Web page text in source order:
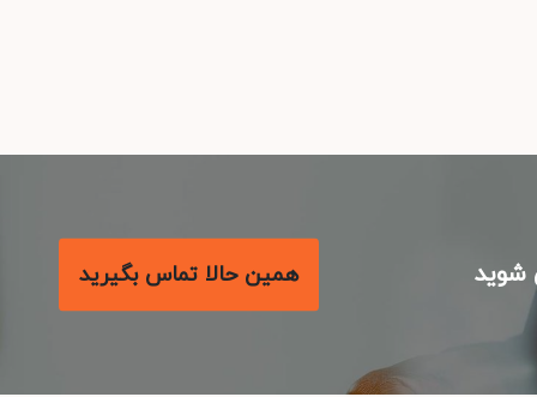
همین حالا تماس بگیرید